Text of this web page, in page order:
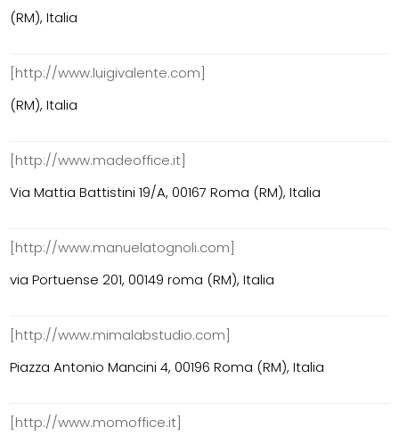
(RM), Italia
[http://www.luigivalente.com]
(RM), Italia
[http://www.madeoffice.it]
Via Mattia Battistini 19/A, 00167 Roma (RM), Italia
[http://www.manuelatognoli.com]
via Portuense 201, 00149 roma (RM), Italia
[http://www.mimalabstudio.com]
Piazza Antonio Mancini 4, 00196 Roma (RM), Italia
[http://www.momoffice.it]